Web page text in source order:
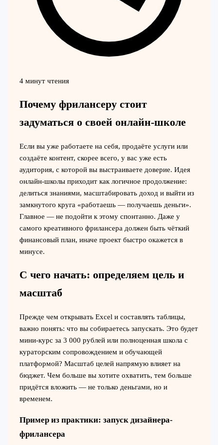
4 минут чтения
Почему фрилансеру стоит
задуматься о своей онлайн-школе
Если вы уже работаете на себя, продаёте услуги или
создаёте контент, скорее всего, у вас уже есть
аудитория, с которой вы выстраиваете доверие. Идея
онлайн-школы приходит как логичное продолжение:
делиться знаниями, масштабировать доход и выйти из
замкнутого круга «работаешь — получаешь деньги».
Главное — не подойти к этому спонтанно. Даже у
самого креативного фрилансера должен быть чёткий
финансовый план, иначе проект быстро окажется в
минусе.
С чего начать: определяем цель и
масштаб
Прежде чем открывать Excel и составлять таблицы,
важно понять: что вы собираетесь запускать. Это будет
мини-курс за 3 000 рублей или полноценная школа с
кураторским сопровождением и обучающей
платформой? Масштаб целей напрямую влияет на
бюджет. Чем больше вы хотите охватить, тем больше
придётся вложить — не только деньгами, но и
временем.
Пример из практики: запуск дизайнера-
фрилансера